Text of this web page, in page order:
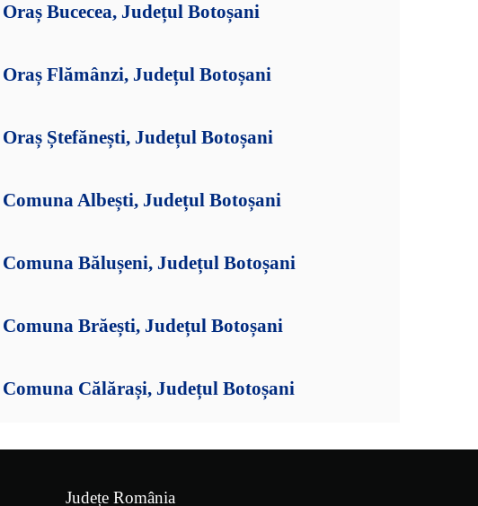
Bucecea, Județul Botoșani
Flămânzi, Județul Botoșani
Ștefănești, Județul Botoșani
Albești, Județul Botoșani
Bălușeni, Județul Botoșani
Brăești, Județul Botoșani
Călărași, Județul Botoșani
Județe România